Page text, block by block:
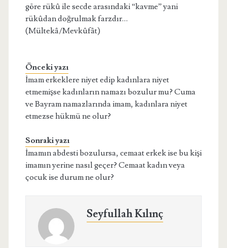
göre rükû ile secde arasındaki “kavme” yani
rükûdan doğrulmak farzdır…
(Mültekâ/Mevkûfât)
Önceki yazı
İmam erkeklere niyet edip kadınlara niyet
etmemişse kadınların namazı bozulur mu? Cuma
ve Bayram namazlarında imam, kadınlara niyet
etmezse hükmü ne olur?
Sonraki yazı
İmamın abdesti bozulursa, cemaat erkek ise bu kişi
imamın yerine nasıl geçer? Cemaat kadın veya
çocuk ise durum ne olur?
Seyfullah Kılınç